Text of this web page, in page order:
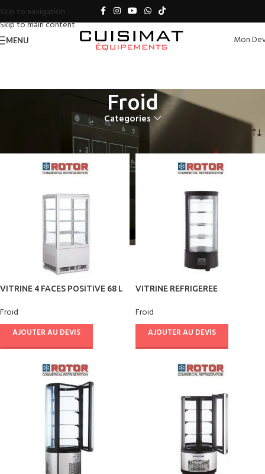
Skip to navigation
Skip to main content
MENU Mon
Froid
Categories
VITRINE 4 FACES POSITIVE 68 L
Froid
AJOUTER AU DEVIS
VITRINE REFRIGEREE
ROTOR
Froid
AJOUTER AU DEVIS